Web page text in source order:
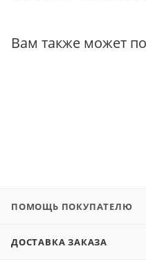
Вам также может
ПОМОЩЬ ПОКУПАТЕЛЮ
ДОСТАВКА ЗАКАЗА